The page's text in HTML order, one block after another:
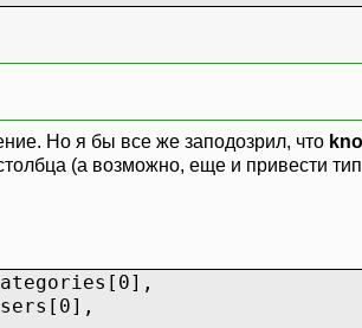
en cours
Но я бы все же заподозрил, что
(а возможно, еще и привести